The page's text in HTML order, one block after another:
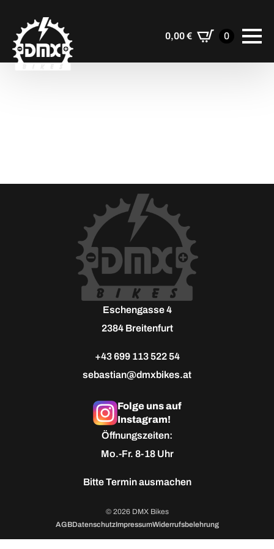
0,00€ 0
Eschengasse 4
2384 Breitenfurt
+43 699 113 522 54
sebastian@dmxbikes.at
Folge uns auf
Instagram!
Öffnungszeiten:
Mo.-Fr. 8-18 Uhr
BitteTermin ausmachen
© 2026 DMX Bikes
AGBDatenschutzImpressumWiderrufsbelehrung